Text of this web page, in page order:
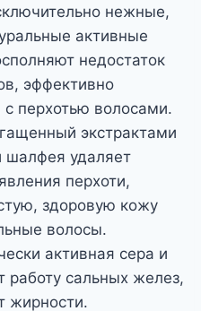
нежные,
активные
недостаток
эффективно
перхотью волосами.
экстрактами
шалфея удаляет
перхоти,
здоровую кожу
волосы.
активная сера и
работу сальных желез,
жирности.